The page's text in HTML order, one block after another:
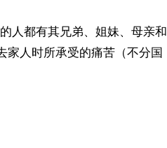
人都有其兄弟、姐妹、母亲和
家人时所承受的痛苦（不分国